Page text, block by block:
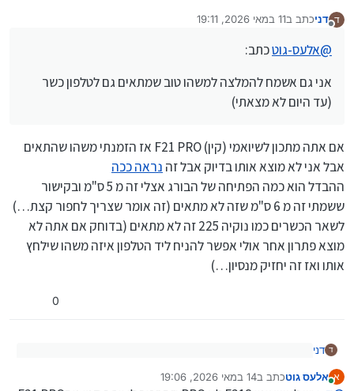
איפשהו?
אותו…)
@ אלעס-גוט כתב
כשר (עד היום לא מצאתי)
יש בשקלים בארץ דברים מצוינים. אני קניתי ספציפית באופני
רימונים בב"ב, אבל מן הסתם בכל מקום תמצא
יתאים למכשיר כשר)
ד דניכתב ב11 במאי 2026, 19:11
נערך לאחרונה על ידי דני5 בנוב׳ 2026, 21:12
@אלעס-גוטכתב:
אני גם אשמח להמלצה למשהו טוב שמתאים גם לטלפון כשר
(עד היום לא מצאתי)
אם אתה מתכון לשיואמי (קין) F21 PRO אז הזמנתי משהו שהתאים
אבל אני לא מוצא אותו בדיוק אבל זה נראה ככה
ההבדל הוא כמה הפתיחה של הבורג אצלי זה מ 5 ס"מ ובקישור
ששמתי זה מ 6 ס"מ שזה לא מתאים (זה אומר שצריך לחפור קצת…)
לשאר הכשרים כמו נוקיה 225 זה לא מתאים (בדוחק אם אתה לא
מוצא פתרון אחר אולי אפשר להניח ליד הטלפון איזה משהו שילחץ
אותו ואז זה יחזיק מנסיון…)
0
ד דני
א
מחובר
אלעס גוטכתב ב14 במאי 2026, 19:06
נערך לאחרונה על ידי